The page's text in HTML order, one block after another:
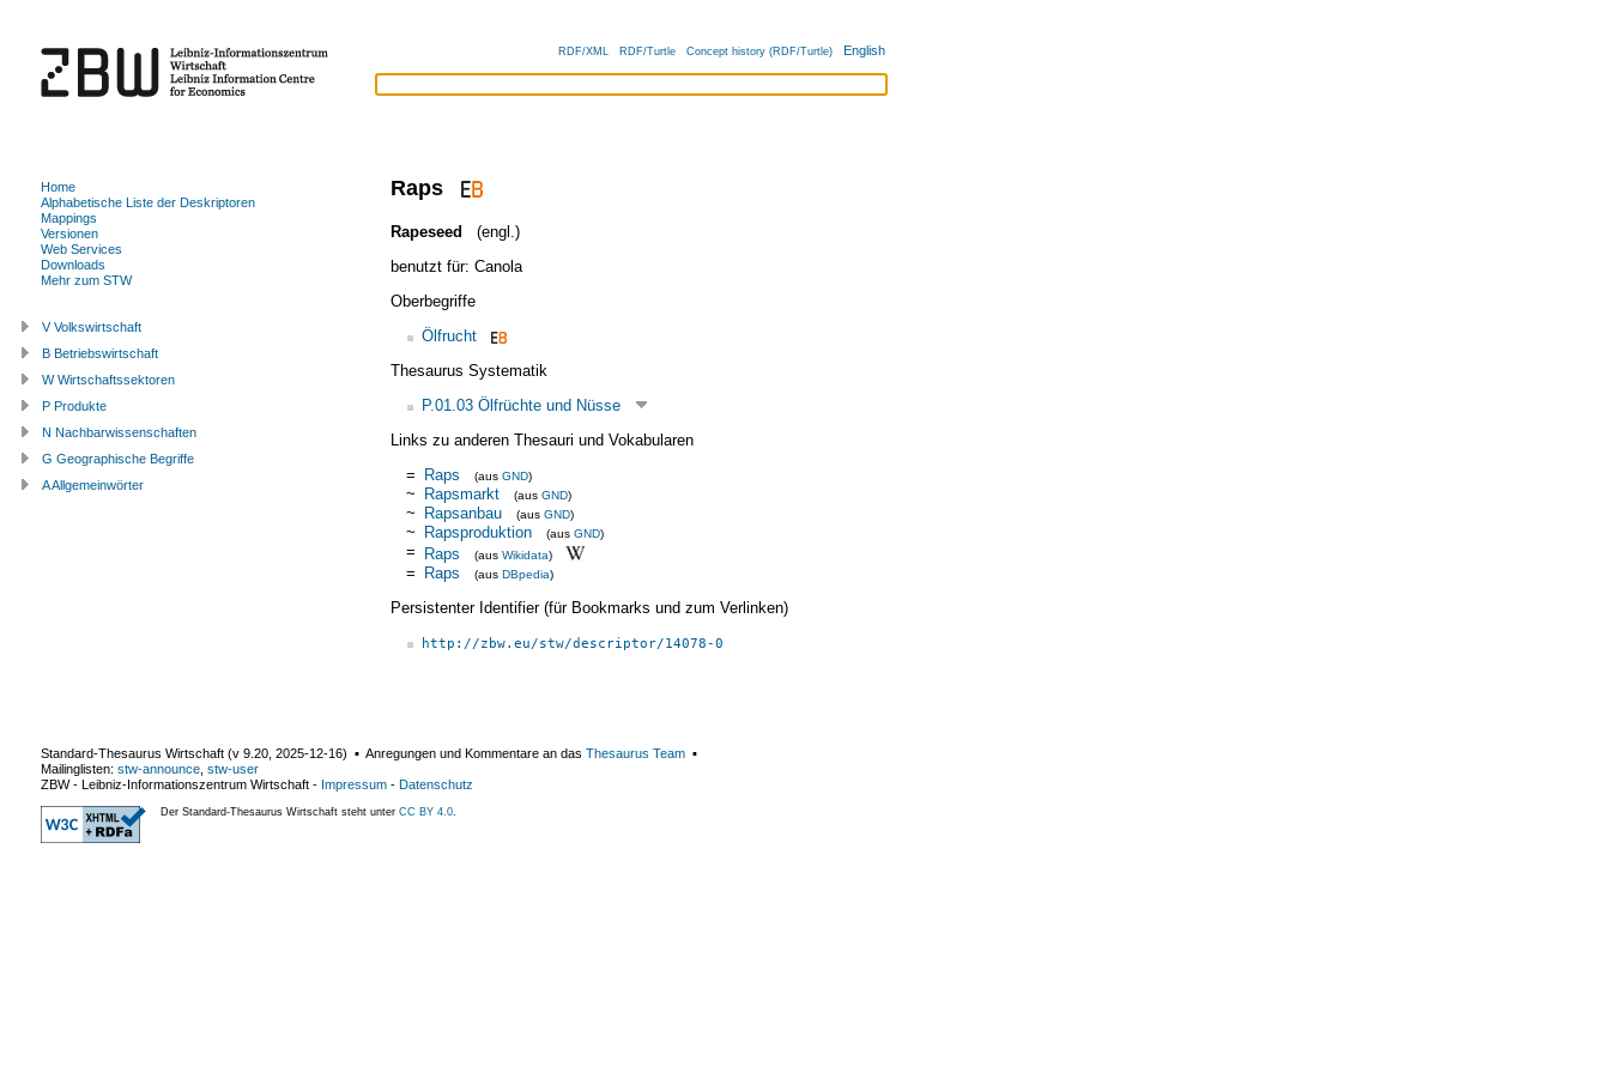
RDF/XML RDF/Turtle Concept history (RDF/Turtle) English
Raps
Rapeseed
(engl.)
benutzt für: Canola
Oberbegriffe
Ölfrucht
Thesaurus Systematik
P.01.03 Ölfrüchte und Nüsse
Links zu anderen Thesauri und Vokabularen
= Raps (aus GND)
~ Rapsmarkt (aus GND)
~ Rapsanbau (aus GND)
~ Rapsproduktion (aus GND)
= Raps (aus Wikidata)
= Raps (aus DBpedia)
Persistenter Identifier (für Bookmarks und zum Verlinken)
http://zbw.eu/stw/descriptor/14078-0
Home
Alphabetische Liste der Deskriptoren
Mappings
Versionen
Web Services
Downloads
Mehr zum STW
V Volkswirtschaft
B Betriebswirtschaft
W Wirtschaftssektoren
P Produkte
N Nachbarwissenschaften
G Geographische Begriffe
A Allgemeinwörter
Standard-Thesaurus Wirtschaft (v 9.20 2025-12-16) ▪ Anregungen und Kommentare an das Thesaurus Team ▪
Mailinglisten: stw-announce stw-user
ZBW - Leibniz-Informationszentrum Wirtschaft - Impressum - Datenschutz
Der Standard-Thesaurus Wirtschaft steht unter CC BY 4.0